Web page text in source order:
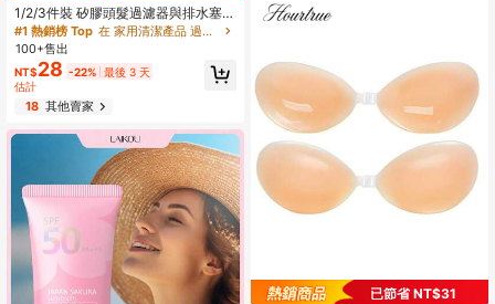
1/2/3件裝 矽膠頭髮過濾器與排水塞，
適用浴缸與淋浴間，防止堵塞與異
味，洗手槽防堵塞過濾器，浴缸淋浴
排水塞，排水蓋，污水過濾器，浴室
頭髮收集器，廚房浴室居家生活用品
#1 熱銷榜 Top
在 家用清潔產品 過濾器、過濾袋和濾紙
100+售出
NT$28 -22% 最後 3 天
估計
18其他賣家
已節省 NT$31